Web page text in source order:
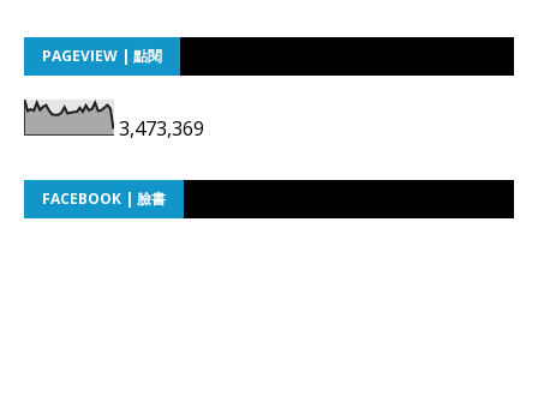
PAGEVIEW | 點閱
3,473,369
FACEBOOK | 臉書